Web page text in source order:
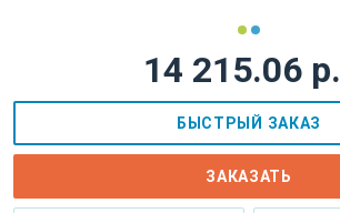
14 215.06 р.
БЫСТРЫЙ ЗАКАЗ
ЗАКАЗАТЬ